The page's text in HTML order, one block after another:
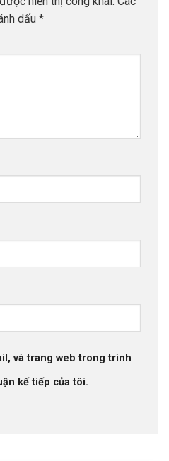
dấu *
và trang web trong trình
kế tiếp của tôi.